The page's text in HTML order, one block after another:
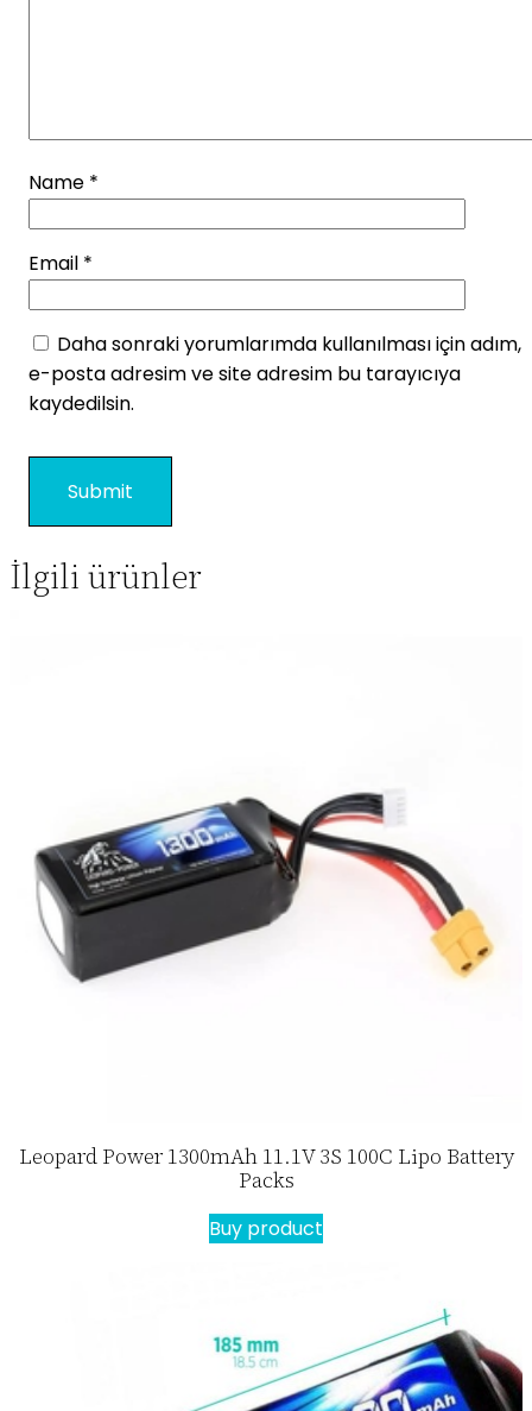
Name *
Email *
Daha sonraki yorumlarımda kullanılması için adım,
e-posta adresim ve site adresim bu tarayıcıya
kaydedilsin.
İlgili ürünler
Leopard Power 1300mAh 11.1V 3S 100C Lipo Battery
Packs
Buy product